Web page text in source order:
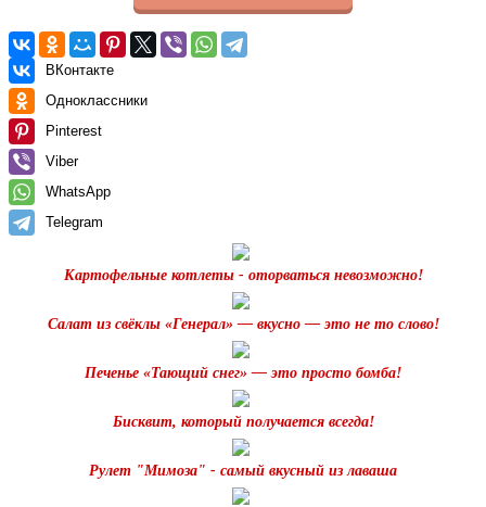
ВКонтакте
Одноклассники
Pinterest
Viber
WhatsApp
Telegram
Картофельные котлеты - оторваться невозможно!
Салат из свёклы «Генерал» — вкусно — это не то слово!
Печенье «Тающий снег» — это просто бомба!
Бисквит, который получается всегда!
Рулет "Мимоза" - самый вкусный из лаваша